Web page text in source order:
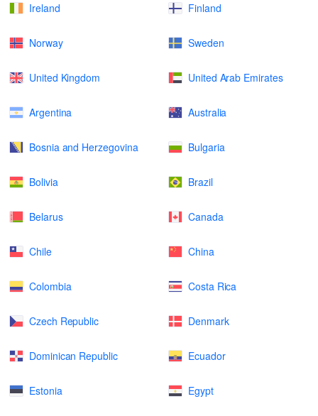
Ireland Finland
Norway Sweden
United Kingdom United Arab Emirates
Argentina Australia
Bosnia and Herzegovina Bulgaria
Bolivia Brazil
Belarus Canada
Chile China
Colombia Costa Rica
Czech Republic Denmark
Dominican Republic Ecuador
Estonia Egypt